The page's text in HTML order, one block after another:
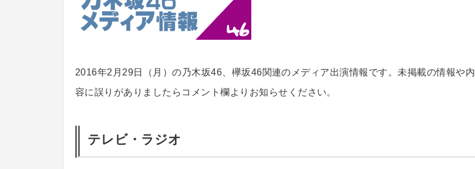
2016年2月29日（月）の乃木坂46、欅坂46関連のメディア出演情報です。未掲載の情報や内
容に誤りがありましたらコメント欄よりお知らせください。
テレビ・ラジオ